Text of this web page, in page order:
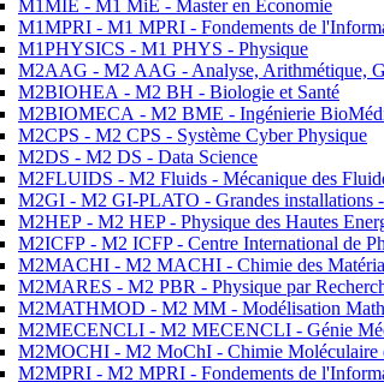
M1MIE - M1 MiE - Master en Economie
M1MPRI - M1 MPRI - Fondements de
M1PHYSICS - M1 PHYS - Physique
M2AAG - M2 AAG - Analyse, Arithmétique,
M2BIOHEA - M2 BH - Biologie et Santé
M2BIOMECA - M2 BME - Ingénierie
M2CPS - M2 CPS - Système Cyber Physique
M2DS - M2 DS - Data Science
M2FLUIDS - M2 Fluids - Mécanique des
M2GI - M2 GI-PLATO - Grandes installations -
M2HEP - M2 HEP - Physique des Hautes
M2ICFP - M2 ICFP - Centre International de
M2MACHI - M2 MACHI - Chimie des
M2MARES - M2 PBR - Physique par
M2MATHMOD - M2 MM - Modélisation
M2MECENCLI - M2 MECENCLI - Génie
M2MOCHI - M2 MoChI - Chimie Moléculaire
M2MPRI - M2 MPRI - Fondements de